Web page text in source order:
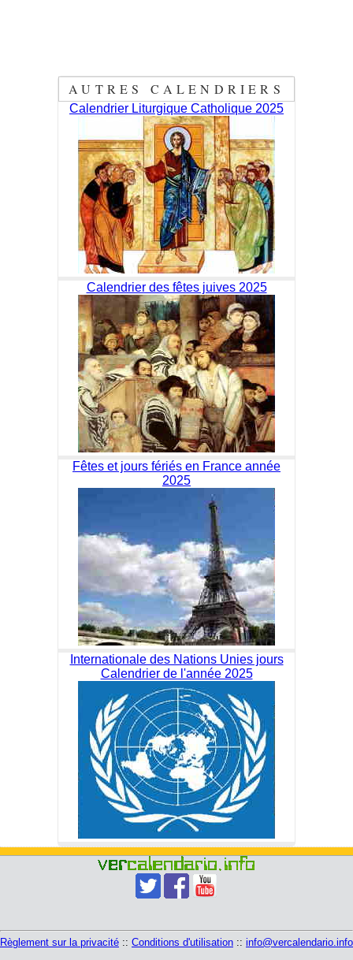
AUTRES CALENDRIERS
Calendrier Liturgique Catholique 2025
Calendrier des fêtes juives 2025
Fêtes et jours fériés en France année
2025
Internationale des Nations Unies jours
Calendrier de l'année 2025
Règlement sur la privacité :: Conditions d'utilisation :: info@vercalendario.info